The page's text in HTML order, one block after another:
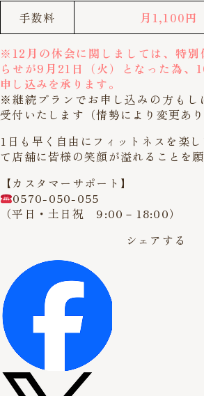
手数料 月1,100円
※12月の休会に関しましては、特別
らせが9月21日（火）となった為、
申し込みを承ります。
※継続プランでお申し込みの方もし
受付いたします（情勢により変更あり
1日も早く自由にフィットネスを楽
て店舗に皆様の笑顔が溢れることを願
【カスタマーサポート】
0570-050-055
（平日・土日祝 9:00－18:00）
シェアする